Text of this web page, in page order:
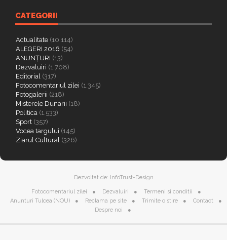
CATEGORII
Actualitate (10.114)
ALEGERI 2016 (54)
ANUNȚURI (13)
Dezvaluiri (1.708)
Editorial (317)
Fotocomentariul zilei (1.345)
Fotogalerii (218)
Misterele Dunarii (18)
Politica (1.533)
Sport (357)
Vocea targului (145)
Ziarul Cultural (326)
Dezvoltat de: InfoTrust-Design
Fotocomentariul zilei Dezvaluiri
Termeni si conditii
Anunturi Tulcea (NOU)
Reclama pe site Trimite o stire
Contact
Despre noi